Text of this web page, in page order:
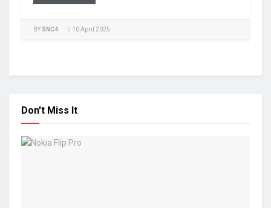
BY SNC4 10 April 2025
Don't Miss It